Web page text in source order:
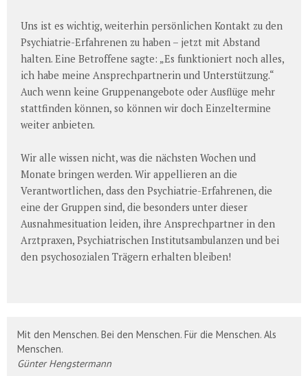
Uns ist es wichtig, weiterhin persönlichen Kontakt zu den
Psychiatrie-Erfahrenen zu haben – jetzt mit Abstand
halten. Eine Betroffene sagte: „Es funktioniert noch alles,
ich habe meine Ansprechpartnerin und Unterstützung.“
Auch wenn keine Gruppenangebote oder Ausflüge mehr
stattfinden können, so können wir doch Einzeltermine
weiter anbieten.
Wir alle wissen nicht, was die nächsten Wochen und
Monate bringen werden. Wir appellieren an die
Verantwortlichen, dass den Psychiatrie-Erfahrenen, die
eine der Gruppen sind, die besonders unter dieser
Ausnahmesituation leiden, ihre Ansprechpartner in den
Arztpraxen, Psychiatrischen Institutsambulanzen und bei
den psychosozialen Trägern erhalten bleiben!
Mit den Menschen. Bei den Menschen. Für die Menschen. Als
Menschen.
Günter Hengstermann